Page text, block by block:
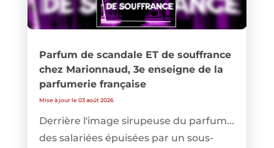
Parfum de scandale ET de souffrance
chez Marionnaud, 3e enseigne de la
parfumerie française
Mise à jour le 03 août 2026
Derrière l'image sirupeuse du parfum...
des salariées épuisées par un sous-